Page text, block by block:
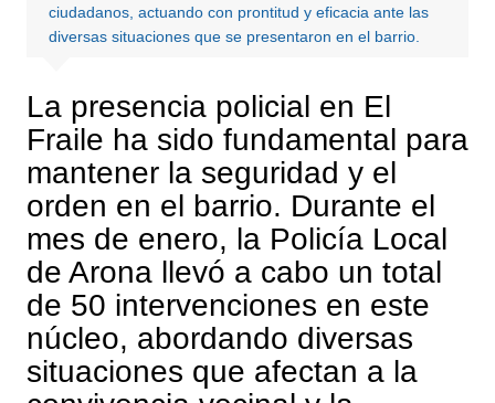
ciudadanos, actuando con prontitud y eficacia ante las
diversas situaciones que se presentaron en el barrio.
La presencia policial en El
Fraile ha sido fundamental para
mantener la seguridad y el
orden en el barrio. Durante el
mes de enero, la Policía Local
de Arona llevó a cabo un total
de 50 intervenciones en este
núcleo, abordando diversas
situaciones que afectan a la